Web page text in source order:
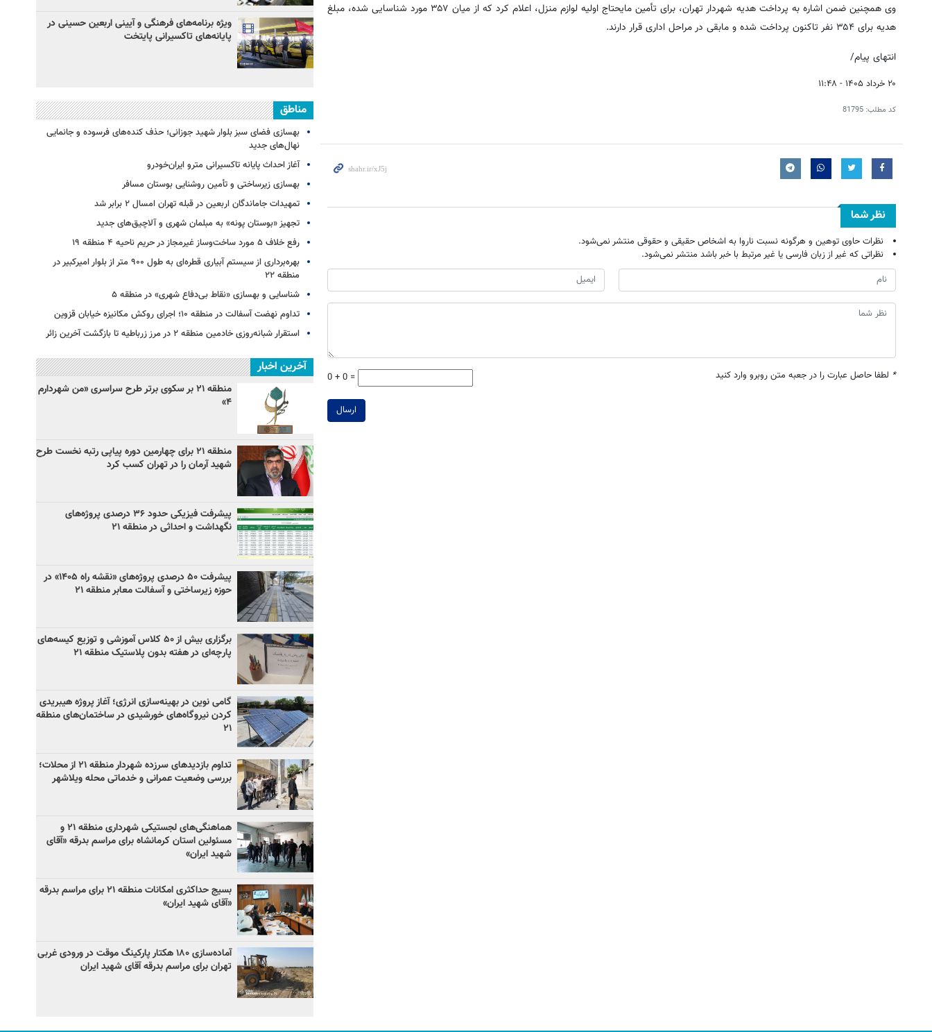
وی همچنین ضمن اشاره به پرداخت هدیه شهردار تهران، برای تأمین مایحتاج اولیه لوازم منزل، اعلام کرد که از میان ۳۵۷ مورد شناسایی شده، مبلغ
هدیه برای ۳۵۴ نفر تاکنون پرداخت شده و مابقی در مراحل اداری قرار دارند.
انتهای پیام/
۲۰ خرداد ۱۴۰۵ - ۱۱:۴۸
کد مطلب: 81795
نظر شما
نظرات حاوی توهین و هرگونه نسبت ناروا به اشخاص حقیقی و حقوقی منتشر نمی‌شود.
نظراتی که غیر از زبان فارسی یا غیر مرتبط با خبر باشد منتشر نمی‌شود.
* لطفا حاصل عبارت را در جعبه متن روبرو وارد کنید 0 + 0 =
ارسال
ویژه برنامه‌های فرهنگی و آیینی اربعین حسینی در
پایانه‌های تاکسیرانی پایتخت
مناطق
بهسازی فضای سبز بلوار شهید جوزانی؛ حذف کنده‌های فرسوده و جانمایی
نهال‌های جدید
آغاز احداث پایانه تاکسیرانی مترو ایران‌خودرو
بهسازی زیرساختی و تأمین روشنایی بوستان مسافر
تمهیدات جاماندگان اربعین در قبله تهران امسال ۲ برابر شد
تجهیز «بوستان پونه» به مبلمان شهری و آلاچیق‌های جدید
رفع خلاف ۵ مورد ساخت‌وساز غیرمجاز در حریم ناحیه ۴ منطقه ۱۹
بهره‌برداری از سیستم آبیاری قطره‌ای به طول ۹۰۰ متر از بلوار امیرکبیر در
منطقه ۲۲
شناسایی و بهسازی «نقاط بی‌دفاع شهری» در منطقه ۵
تداوم نهضت آسفالت در منطقه ۱۰؛ اجرای روکش مکانیزه خیابان قزوین
استقرار شبانه‌روزی خادمین منطقه ۲ در مرز زرباطیه تا بازگشت آخرین زائر
آخرین اخبار
منطقه ۲۱ بر سکوی برتر طرح سراسری «من شهردارم
۴»
منطقه ۲۱ برای چهارمین دوره پیاپی رتبه نخست طرح
شهید آرمان را در تهران کسب کرد
پیشرفت فیزیکی حدود ۳۶ درصدی پروژه‌های
نگهداشت و احداثی در منطقه ۲۱
پیشرفت ۵۰ درصدی پروژه‌های «نقشه راه ۱۴۰۵» در
حوزه زیرساختی و آسفالت معابر منطقه ۲۱
برگزاری بیش از ۵۰ کلاس آموزشی و توزیع کیسه‌های
پارچه‌ای در هفته بدون پلاستیک منطقه ۲۱
گامی نوین در بهینه‌سازی انرژی؛ آغاز پروژه هیبریدی
کردن نیروگاه‌های خورشیدی در ساختمان‌های منطقه
۲۱
تداوم بازدیدهای سرزده شهردار منطقه ۲۱ از محلات؛
بررسی وضعیت عمرانی و خدماتی محله ویلاشهر
هماهنگی‌های لجستیکی شهرداری منطقه ۲۱ و
مسئولین استان کرمانشاه برای مراسم بدرقه «آقای
شهید ایران»
بسیج حداکثری امکانات منطقه ۲۱ برای مراسم بدرقه
«آقای شهید ایران»
آماده‌سازی ۱۸۰ هکتار پارکینگ موقت در ورودی غربی
تهران برای مراسم بدرقه آقای شهید ایران